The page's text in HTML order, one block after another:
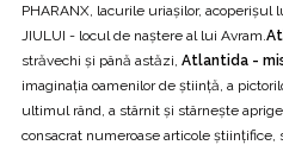
PHARANX, lacurile uriaşilor, acoperișul
JIULUI - locul de naştere al lui Avram.
străvechi și până astăzi, Atlantida -
imaginația oamenilor de știință, a
ultimul rând, a stârnit și stârnește
consacrat numeroase articole